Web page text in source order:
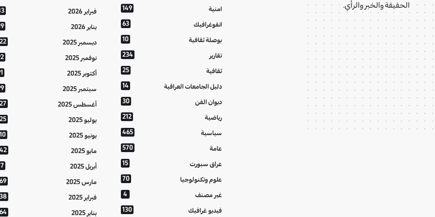
الحقيقة والخبر والرأي. امنية 149
انفوغرافيك 63
بوصلة ثقافية 10
تقارير 234
ثقافية 25
دليل الجامعات العراقية 14
ديوان الفن 30
رياضية 212
سياسية 465
عامة 570
عراق سبورت 15
علوم وتكنولوجيا 70
غير مصنف 4
فيديو غرافيك 130
فبراير 2026
يناير 2026
ديسمبر 2025
نوفمبر 2025
أكتوبر 2025
سبتمبر 2025
أغسطس 2025
يوليو 2025
يونيو 2025
مايو 2025
أبريل 2025
مارس 2025
فبراير 2025
يناير 2025